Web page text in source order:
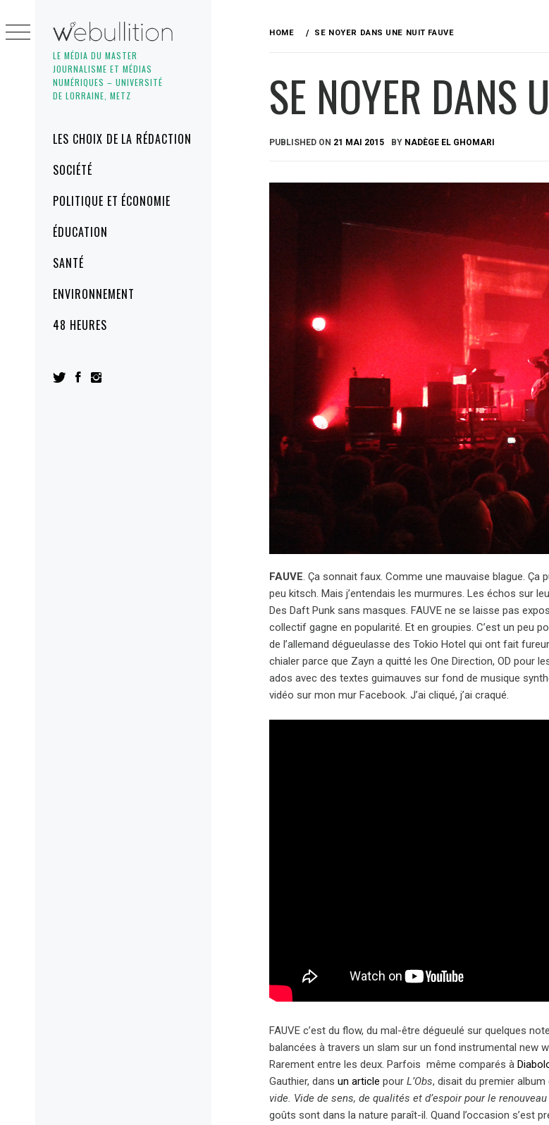
LE MÉDIA DU MASTER
JOURNALISME ET MÉDIAS
NUMÉRIQUES – UNIVERSITÉ
DE LORRAINE, METZ
MenuLES CHOIX DE LA RÉDACTION
SOCIÉTÉ
POLITIQUE ET ÉCONOMIE
ÉDUCATION
SANTÉ
ENVIRONNEMENT
48 HEURES
to
content
HOME SE NOYER DANS UNE NUIT FAUVE
SE NOYER DANS
PUBLISHED ON 21 MAI 2015 BY NADÈGE EL GHOMARI
FAUVE. Ça sonnait faux. Comme une mauvaise blague. Ça
peu kitsch. Mais j’entendais les murmures. Les échos sur
Des Daft Punk sans masques. FAUVE ne se laisse pas
collectif gagne en popularité. Et en groupies. C’est un peu
de l’allemand dégueulasse des Tokio Hotel qui ont fait
chialer parce que Zayn a quitté les One Direction, OD pour
ados avec des textes guimauves sur fond de musique
vidéo sur mon mur Facebook. J’ai cliqué, j’ai craqué.
FAUVE c’est du flow, du mal-être dégueulé sur quelques
balancées à travers un slam sur un fond instrumental new
Rarement entre les deux. Parfois même comparés à
Gauthier, dansun article pour L’Obs, disait du premier album
vide. Vide de sens, de qualités et d’espoir pour le
goûts sont dans la nature paraît-il. Quand l’occasion s’est